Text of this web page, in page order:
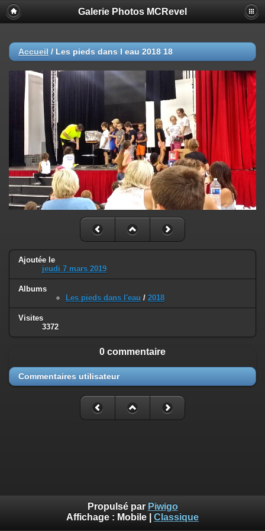
Galerie Photos MCRevel
Accueil / Les pieds dans l eau 2018 18
Ajoutée le
jeudi 7 mars 2019
Albums
Les pieds dans l'eau / 2018
Visites
3372
0 commentaire
Commentaires utilisateur
Propulsé par Piwigo
Affichage : Mobile Classique